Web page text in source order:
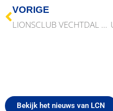
VORIGE
LIONSCLUB VECHTDAL OVERHANDIGT BIJDRAGE AAN HOSPICES DEDEMSVAART EN HARDENBERG
Bekijk het nieuws van LCN